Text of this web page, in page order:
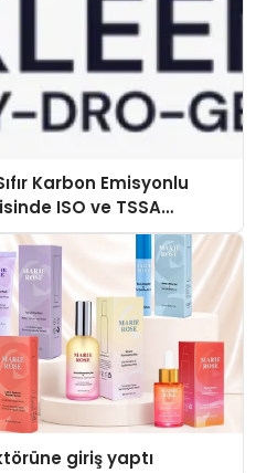
Karbon Emisyonlu
ISO ve TSSA
giriş yaptı